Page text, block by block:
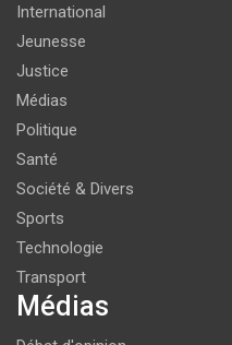
International
Jeunesse
Justice
Médias
Politique
Santé
Société & Divers
Sports
Technologie
Transport
Médias